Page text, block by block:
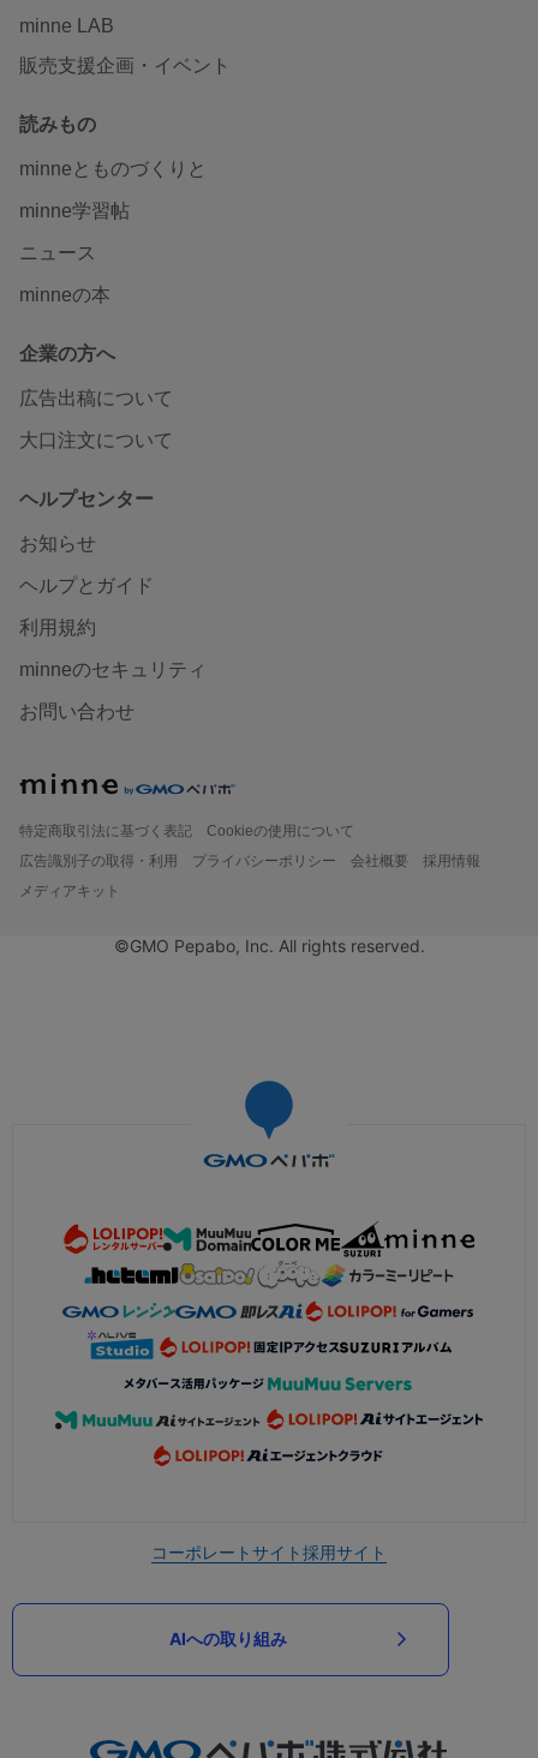
minne LAB
販売支援企画・イベント
読みもの
minneとものづくりと
minne学習帖
ニュース
minneの本
企業の方へ
広告出稿について
大口注文について
ヘルプセンター
お知らせ
ヘルプとガイド
利用規約
minneのセキュリティ
お問い合わせ
特定商取引法に基づく表記
Cookieの使用について
広告識別子の取得・利用
プライバシーポリシー 会社概要
採用情報
メディアキット
©GMO Pepabo, Inc. All rights reserved.
コーポレートサイト採用サイト
AIへの取り組み